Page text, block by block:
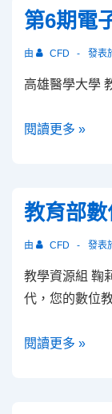
第6期電
由 CFD 發表
高雄醫學大學
第
子
報
閱讀更多 »
教育部
由 CFD 發表
教學資源組 鞠
代，您的數位
教
閱讀更多 »